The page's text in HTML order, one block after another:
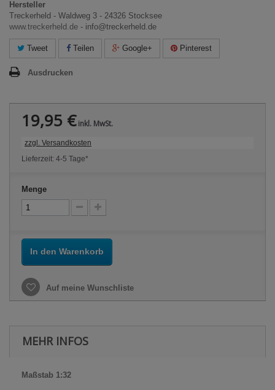
Hersteller
Treckerheld - Waldweg 3 - 24326 Stocksee
www.treckerheld.de - info@treckerheld.de
Tweet Teilen Google+ Pinterest
Ausdrucken
19,95 €inkl. MwSt.
zzgl. Versandkosten
Lieferzeit: 4-5 Tage*
Menge
In den Warenkorb
Auf meine Wunschliste
MEHR INFOS
Maßstab 1:32